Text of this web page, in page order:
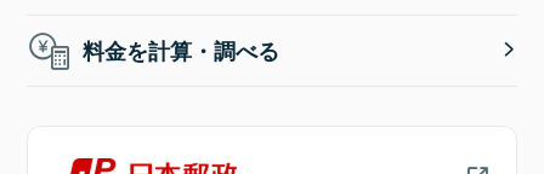
料金を計算・調べる